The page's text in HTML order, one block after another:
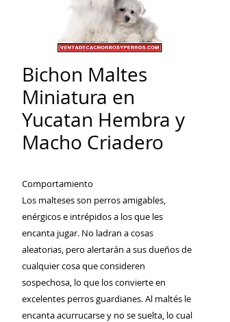
Bichon Maltes
Miniatura en
Yucatan Hembra y
Macho Criadero
Comportamiento
Los malteses son perros amigables,
enérgicos e intrépidos a los que les
encanta jugar. No ladran a cosas
aleatorias, pero alertarán a sus dueños de
cualquier cosa que consideren
sospechosa, lo que los convierte en
excelentes perros guardianes. Al maltés le
encanta acurrucarse y no se suelta, lo cual